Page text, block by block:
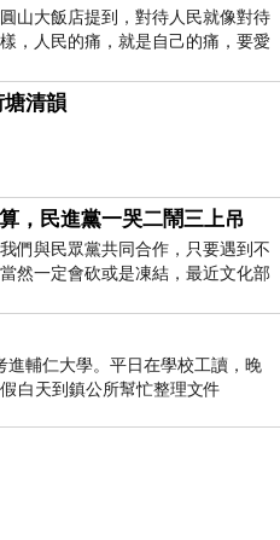
山大飯店提到，對待人民就像對待
，人民的痛，就是自己的痛，要愛
麼好聽，實際上根本沒做
塘清韻
，民進黨一哭二鬧三上吊
們與民眾黨共同合作，只要遇到不
然一定會砍或是凍結，最近文化部
plus預算，在110年
進輔仁大學。平日在學校工讀，晚
白天到鎮公所幫忙整理文件